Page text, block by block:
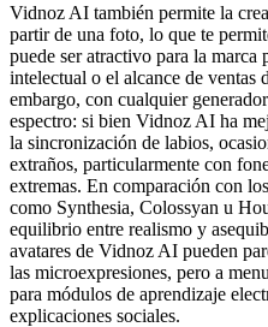
Vidnoz AI también permite la
partir de una foto, lo que te
puede ser atractivo para la
intelectual o el alcance de ventas
embargo, con cualquier
espectro: si bien Vidnoz AI ha
la sincronización de labios,
extraños, particularmente con
extremas. En comparación con
como Synthesia, Colossyan u
equilibrio entre realismo y
avatares de Vidnoz AI pueden
las microexpresiones, pero a
para módulos de aprendizaje
explicaciones sociales.